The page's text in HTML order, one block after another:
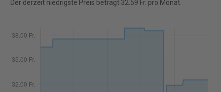
Der derzeit niedrigste Preis beträgt 32.59 Fr. pro Monat.